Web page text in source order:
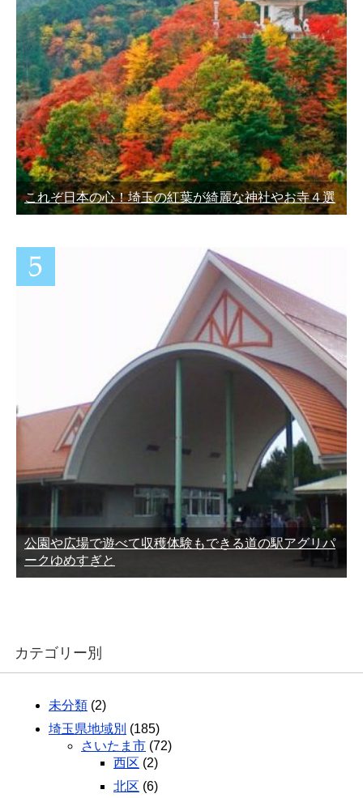
これぞ日本の心！埼玉の紅葉が綺麗な神社やお寺４選
公園や広場で遊べて収穫体験もできる道の駅アグリパ
ークゆめすぎと
カテゴリー別
未分類 (2)
埼玉県地域別 (185)
さいたま市 (72)
西区 (2)
北区 (6)